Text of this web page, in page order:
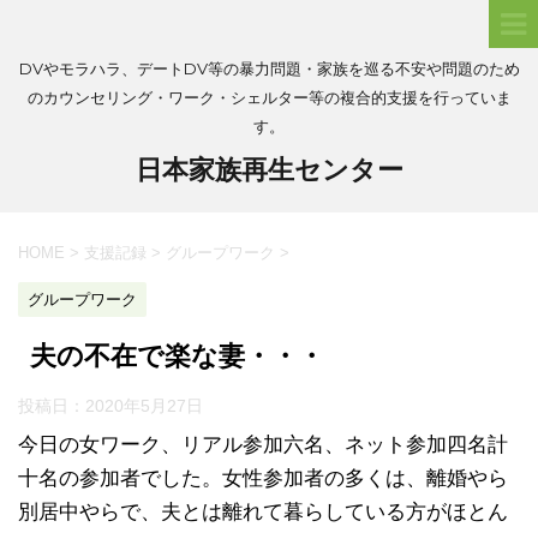
DVやモラハラ、デートDV等の暴力問題・家族を巡る不安や問題のため
のカウンセリング・ワーク・シェルター等の複合的支援を行っていま
す。
日本家族再生センター
HOME > 支援記録 > グループワーク >
グループワーク
夫の不在で楽な妻・・・
投稿日： 2020年5月27日
今日の女ワーク、リアル参加六名、ネット参加四名計
十名の参加者でした。女性参加者の多くは、離婚やら
別居中やらで、夫とは離れて暮らしている方がほとん